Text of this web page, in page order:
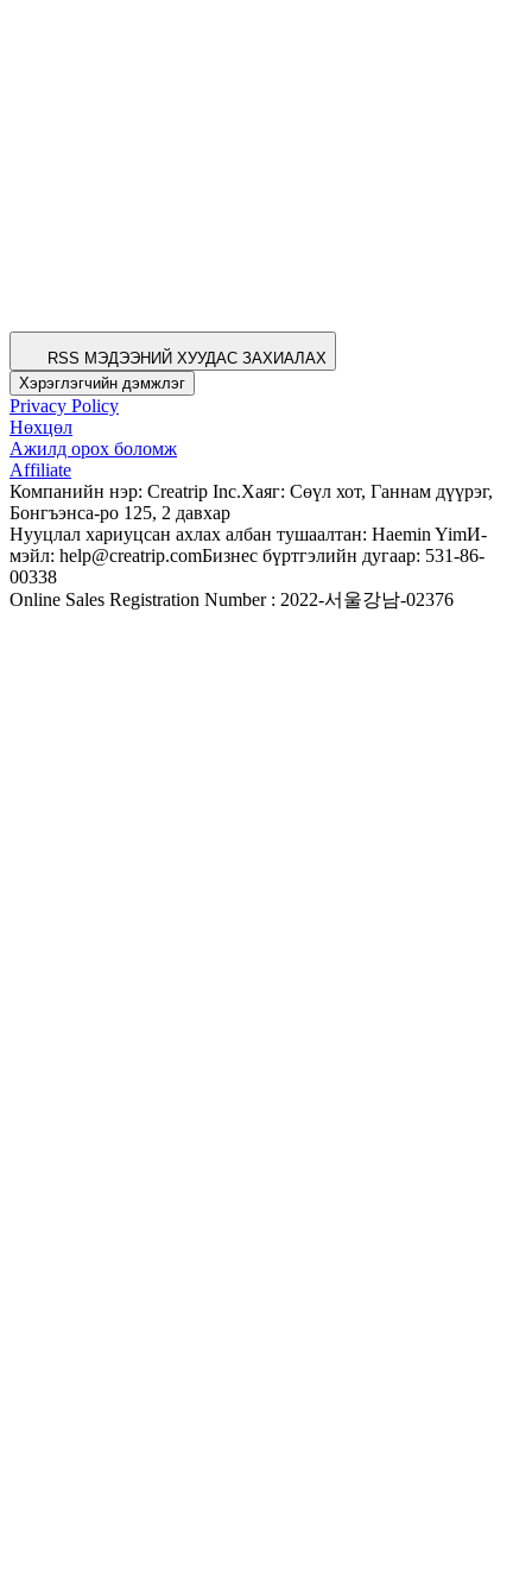
RSS МЭДЭЭНИЙ ХУУДАС ЗАХИАЛАХ
Хэрэглэгчийн дэмжлэг
Privacy Policy
Нөхцөл
Ажилд орох боломж
Affiliate
Компанийн нэр: Creatrip Inc.Хаяг: Сөүл хот, Ганнам дүүрэг,
Бонгъэнса-ро 125, 2 давхар
Нууцлал хариуцсан ахлах албан тушаалтан: Haemin YimИ-
мэйл: help@creatrip.comБизнес бүртгэлийн дугаар: 531-86-
00338
Online Sales Registration Number : 2022-서울강남-02376